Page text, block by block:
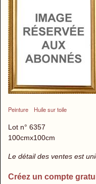
Peinture Huile sur toile
Lot n° 6357
100cmx100cm
Le détail des ventes est
Créez un compte